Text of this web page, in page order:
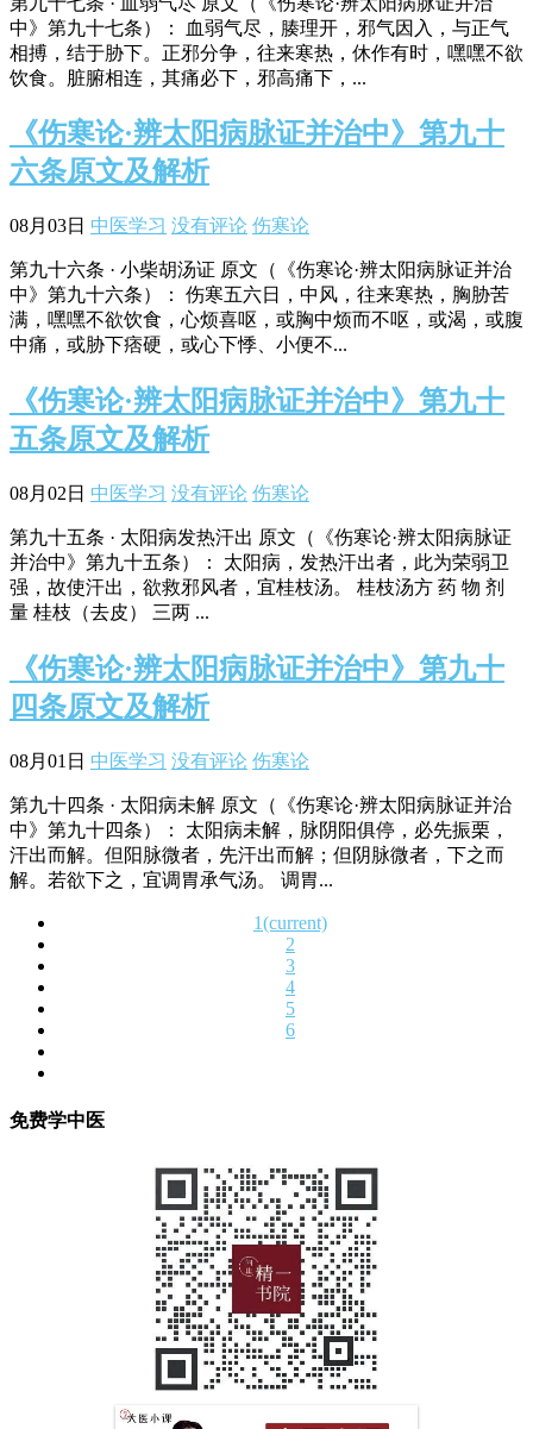
中》第九十七条）： 血弱气尽，腠理开，邪气因入，与正气
相搏，结于胁下。正邪分争，往来寒热，休作有时，嘿嘿不欲
饮食。脏腑相连，其痛必下，邪高痛下，...
《伤寒论·辨太阳病脉证并治中》第九十
六条原文及解析
08月03日 中医学习 没有评论 伤寒论
第九十六条 · 小柴胡汤证 原文（《伤寒论·辨太阳病脉证并治
中》第九十六条）： 伤寒五六日，中风，往来寒热，胸胁苦
满，嘿嘿不欲饮食，心烦喜呕，或胸中烦而不呕，或渴，或腹
中痛，或胁下痞硬，或心下悸、小便不...
《伤寒论·辨太阳病脉证并治中》第九十
五条原文及解析
08月02日 中医学习 没有评论 伤寒论
第九十五条 · 太阳病发热汗出 原文（《伤寒论·辨太阳病脉证
并治中》第九十五条）： 太阳病，发热汗出者，此为荣弱卫
强，故使汗出，欲救邪风者，宜桂枝汤。 桂枝汤方 药 物 剂
量 桂枝（去皮） 三两 ...
《伤寒论·辨太阳病脉证并治中》第九十
四条原文及解析
08月01日 中医学习 没有评论 伤寒论
第九十四条 · 太阳病未解 原文（《伤寒论·辨太阳病脉证并治
中》第九十四条）： 太阳病未解，脉阴阳俱停，必先振栗，
汗出而解。但阳脉微者，先汗出而解；但阴脉微者，下之而
解。若欲下之，宜调胃承气汤。 调胃...
1(current)
2
3
4
5
6
免费学中医